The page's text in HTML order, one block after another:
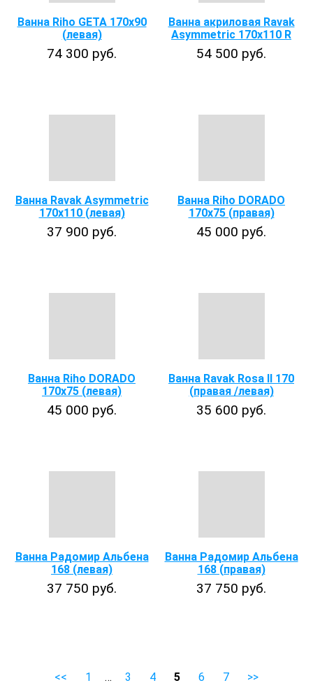
Ванна Riho GETA 170х90
(левая)
74 300 руб.
Ванна акриловая Ravak
Asymmetric 170x110 R
54 500 руб.
Ванна Ravak Asymmetric
170x110 (левая)
37 900 руб.
Ванна Riho DORADO
170х75 (правая)
45 000 руб.
Ванна Riho DORADO
170х75 (левая)
45 000 руб.
Ванна Ravak Rosa II 170
(правая /левая)
35 600 руб.
Ванна Радомир Альбена
168 (левая)
37 750 руб.
Ванна Радомир Альбена
168 (правая)
37 750 руб.
<< 1 … 3 4 5 6 7 >>